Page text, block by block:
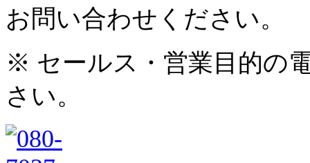
お問い合わせください。
※ セールス・営業目的の
さい。